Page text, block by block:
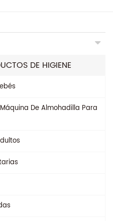
DE HIGIENE
De Almohadilla Para